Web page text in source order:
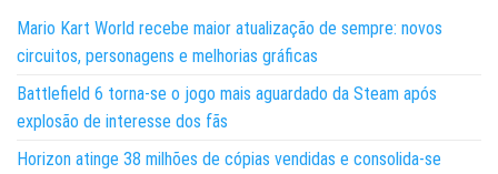
Mario Kart World recebe maior atualização de sempre: novos
circuitos, personagens e melhorias gráficas
Battlefield 6 torna-se o jogo mais aguardado da Steam após
explosão de interesse dos fãs
Horizon atinge 38 milhões de cópias vendidas e consolida-se